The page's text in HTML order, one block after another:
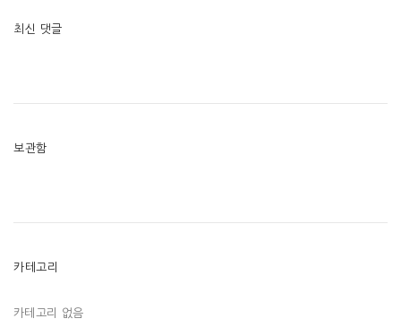
최신 댓글
보관함
카테고리
카테고리 없음